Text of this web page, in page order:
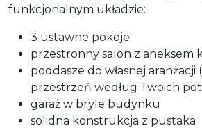
funkcjonalnym układzie:
3 ustawne pokoje
przestronny salon z aneksem
poddasze do własnej
przestrzeń według Twoich
garaż w bryle budynku
solidna konstrukcja z pustaka